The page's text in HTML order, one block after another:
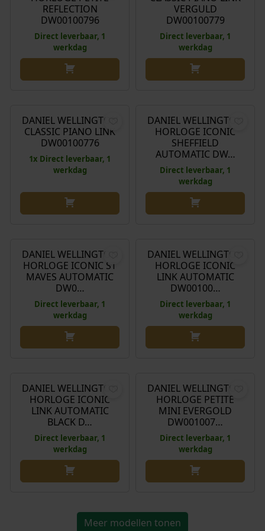
0
.
k
e
p
r
j
a
s
:
1
0
0
.
REFLECTION
DW00100796
Direct leverbaar, 1
werkdag
VERGULD
DW00100779
Direct leverbaar, 1
werkdag
Aanbieding!
r
s
p
r
o
n
e
j
k
e
p
r
j
a
s
:
1
0
DANIEL WELLINGTON
CLASSIC PIANO LINK
DW00100776
1x Direct leverbaar, 1
werkdag
DANIEL WELLINGTON
HORLOGE ICONIC
SHEFFIELD
AUTOMATIC DW…
Direct leverbaar, 1
werkdag
DANIEL WELLINGTON
HORLOGE ICONIC ST
MAVES AUTOMATIC
DW0…
Direct leverbaar, 1
werkdag
DANIEL WELLINGTON
HORLOGE ICONIC
LINK AUTOMATIC
DW00100…
Direct leverbaar, 1
werkdag
DANIEL WELLINGTON
HORLOGE ICONIC
LINK AUTOMATIC
BLACK D…
Direct leverbaar, 1
werkdag
DANIEL WELLINGTON
HORLOGE PETITE
MINI EVERGOLD
DW001007…
Direct leverbaar, 1
werkdag
Meer modellen tonen